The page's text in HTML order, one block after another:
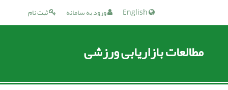
ثبت نام ورود به سامانه
مطالعات بازاریابی ورزشی